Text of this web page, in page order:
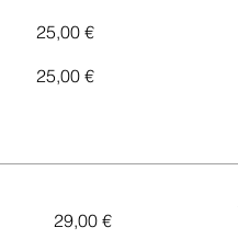
25,00 €
25,00 €
29,00 €